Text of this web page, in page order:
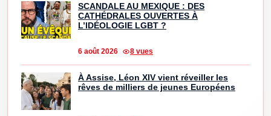
SCANDALE AU MEXIQUE : DES
CATHÉDRALES OUVERTES À
L’IDÉOLOGIE LGBT ?
6 août 2026 8 vues
À Assise, Léon XIV vient réveiller les
rêves de milliers de jeunes Européens